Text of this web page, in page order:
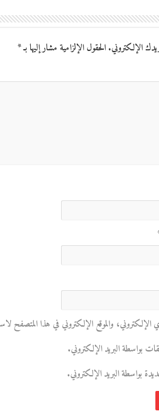
الإلكتروني. الحقول الإلزامية مشار إليها بـ*
والموقع الإلكتروني في هذا المتصفح
بواسطة البريد الإلكتروني.
بواسطة البريد الإلكتروني.